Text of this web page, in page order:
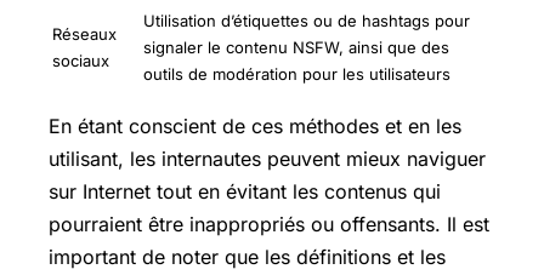
Réseaux
sociaux
Utilisation d’étiquettes ou de hashtags pour
signaler le contenu NSFW, ainsi que des
outils de modération pour les utilisateurs
En étant conscient de ces méthodes et en les
utilisant, les internautes peuvent mieux naviguer
sur Internet tout en évitant les contenus qui
pourraient être inappropriés ou offensants. Il est
important de noter que les définitions et les